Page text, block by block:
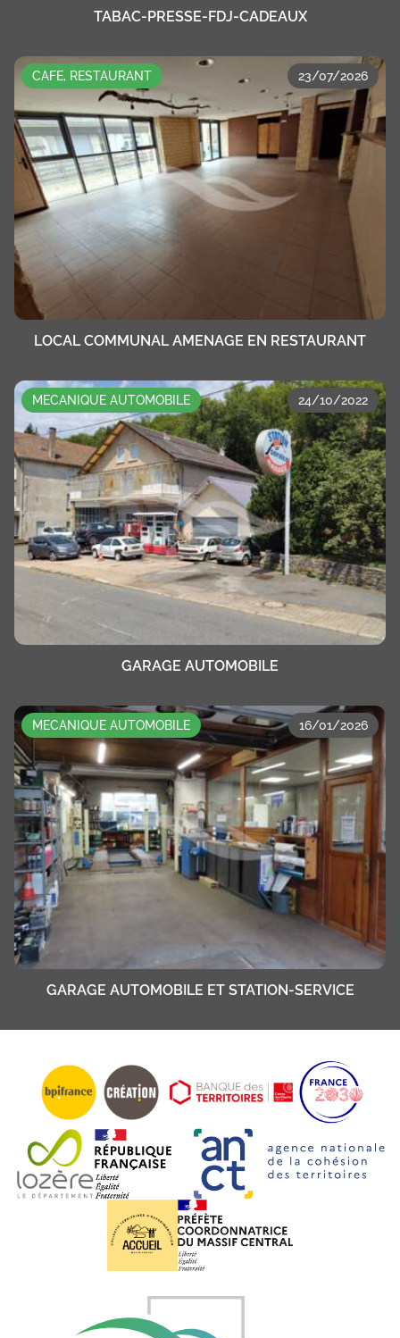
TABAC-PRESSE-FDJ-CADEAUX
CAFE, RESTAURANT 23/07/2026
LOCAL COMMUNAL AMENAGE EN RESTAURANT
MECANIQUE AUTOMOBILE 24/10/2022
GARAGE AUTOMOBILE
MECANIQUE AUTOMOBILE 16/01/2026
GARAGE AUTOMOBILE ET STATION-SERVICE